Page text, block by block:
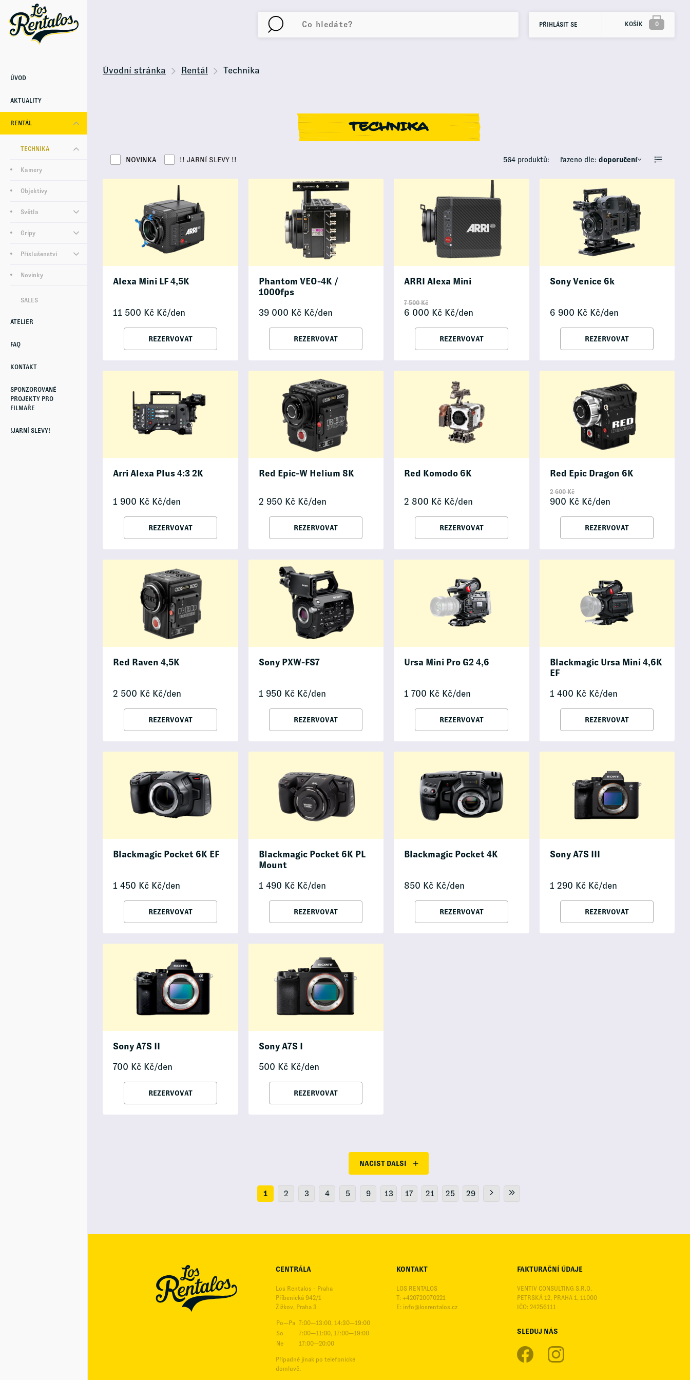
ÚVOD
AKTUALITY
RENTÁL
TECHNIKA
Kamery
Objektivy
Světla
Gripy
Příslušenství
Novinky
SALES
ATELIER
FAQ
KONTAKT
SPONZOROVANÉ
PROJEKTY PRO
FILMAŘE
!JARNÍ SLEVY!
PŘIHLÁSIT SE KOŠÍK 0
Úvodní stránka Rentál Technika
TECHNIKA
NOVINKA !! JARNÍ SLEVY !! 564 produktů: řazeno dle: doporučení
Alexa Mini LF 4,5K
11 500 Kč Kč/den
REZERVOVAT
Phantom VEO-4K /
1000fps
39 000 KčKč/den
REZERVOVAT
ARRI Alexa Mini
7 500 Kč
6 000 Kč Kč/den
REZERVOVAT
Sony Venice 6k
6 900 KčKč/den
REZERVOVAT
Arri Alexa Plus 4:3 2K
1 900 Kč Kč/den
REZERVOVAT
Red Epic-W Helium 8K
2 950 KčKč/den
REZERVOVAT
Red Komodo 6K
2 800 Kč Kč/den
REZERVOVAT
Red Epic Dragon 6K
2 600 Kč
900 KčKč/den
REZERVOVAT
Red Raven 4,5K
2 500 Kč Kč/den
REZERVOVAT
Sony PXW-FS7
1 950 KčKč/den
REZERVOVAT
Ursa Mini Pro G2 4,6
1 700 Kč Kč/den
REZERVOVAT
Blackmagic Ursa Mini 4,6K
EF
1 400 KčKč/den
REZERVOVAT
Blackmagic Pocket 6K EF
1 450 Kč Kč/den
REZERVOVAT
Blackmagic Pocket 6K PL
Mount
1 490 KčKč/den
REZERVOVAT
Blackmagic Pocket 4K
850 Kč Kč/den
REZERVOVAT
Sony A7S III
1 290 KčKč/den
REZERVOVAT
Sony A7S II
700 Kč Kč/den
REZERVOVAT
Sony A7S I
500 KčKč/den
REZERVOVAT
NAČÍST DALŠÍ
1 2 3 4 5 9 13 17 21 25 29
CENTRÁLA
Los Rentalos - Praha
Příbenická 942/1
Žižkov, Praha 3
Po—Pa 7:00—13:00, 14:30—19:00
So
7:00—11:00, 17:00—19:00
Ne
17:00—20:00
Případně jinak po telefonické
domluvě.
KONTAKT
LOS RENTALOS
T: +420720070221
E: info@losrentalos.cz
FAKTURAČNÍ ÚDAJE
VENTIV CONSULTING S.R.O.
PETRSKÁ 12, PRAHA 1, 11000
IČO: 24256111
SLEDUJ NÁS